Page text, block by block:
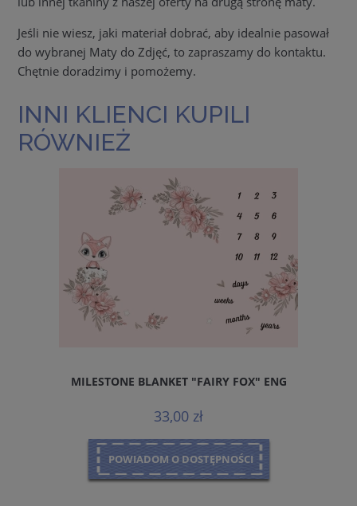
Jeśli nie wiesz, jaki materiał dobrać, aby idealnie pasował
do wybranej Maty do Zdjęć, to zapraszamy do kontaktu.
Chętnie doradzimy i pomożemy.
INNI KLIENCI KUPILI
RÓWNIEŻ
MILESTONE BLANKET "FAIRY FOX" ENG
33,00 zł
POWIADOM O DOSTĘPNOŚCI